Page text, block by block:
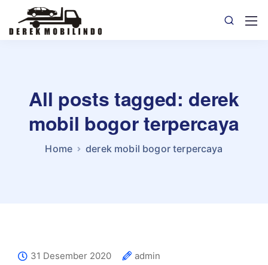
All posts tagged: derek
mobil bogor terpercaya
Home derek mobil bogor terpercaya
31 Desember 2020
admin